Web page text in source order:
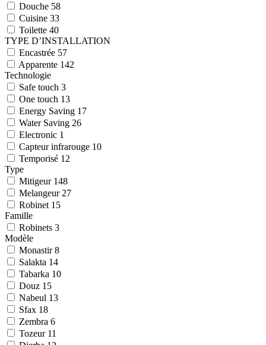
Douche 58
Cuisine 33
Toilette 40
TYPE D’INSTALLATION
Encastrée 57
Apparente 142
Technologie
Safe touch 3
One touch 13
Energy Saving 17
Water Saving 26
Electronic 1
Capteur infrarouge 10
Temporisé 12
Type
Mitigeur 148
Melangeur 27
Robinet 15
Famille
Robinets 3
Modèle
Monastir8
Salakta 14
Tabarka 10
Douz 15
Nabeul 13
Sfax 18
Zembra 6
Tozeur 11